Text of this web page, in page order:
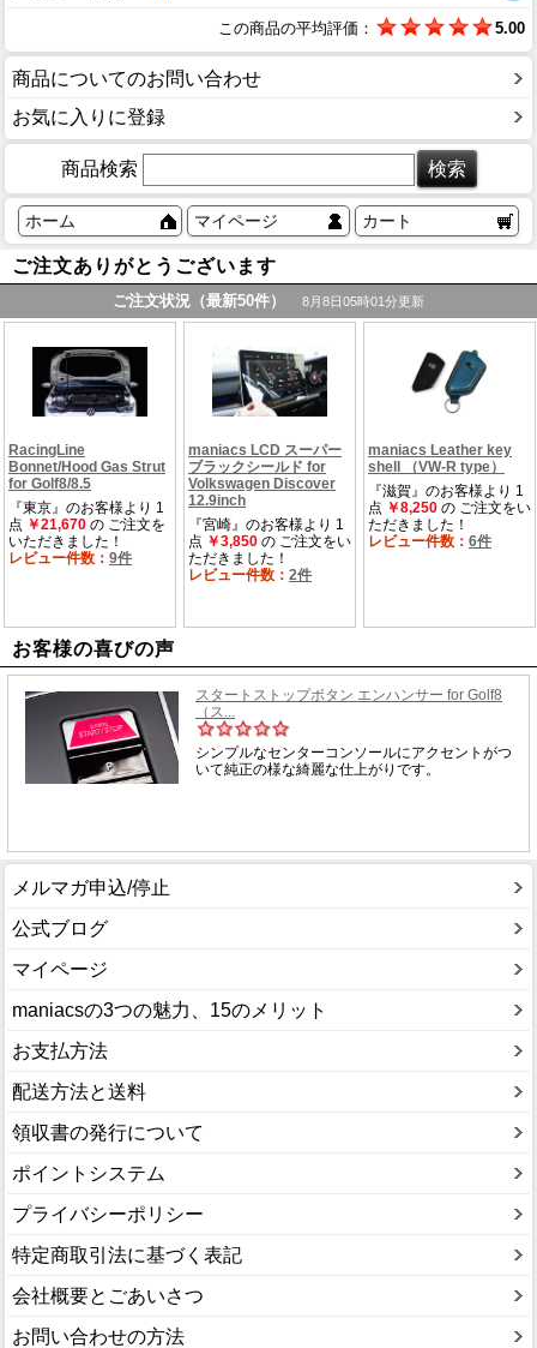
この商品の平均評価： 5.00
商品についてのお問い合わせ
お気に入りに登録
商品検索
ホーム マイページ カート
ご注文ありがとうございます
お客様の喜びの声
メルマガ申込/停止
公式ブログ
マイページ
maniacsの3つの魅力、15のメリット
お支払方法
配送方法と送料
領収書の発行について
ポイントシステム
プライバシーポリシー
特定商取引法に基づく表記
会社概要とごあいさつ
お問い合わせの方法